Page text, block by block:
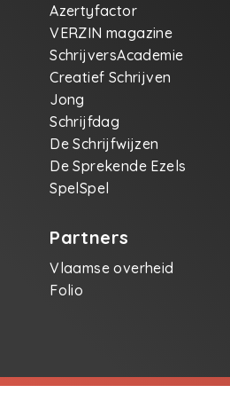
Azertyfactor
VERZIN magazine
SchrijversAcademie
Creatief Schrijven
Jong
Schrijfdag
De Schrijfwijzen
De Sprekende Ezels
SpelSpel
Partners
Vlaamse overheid
Folio